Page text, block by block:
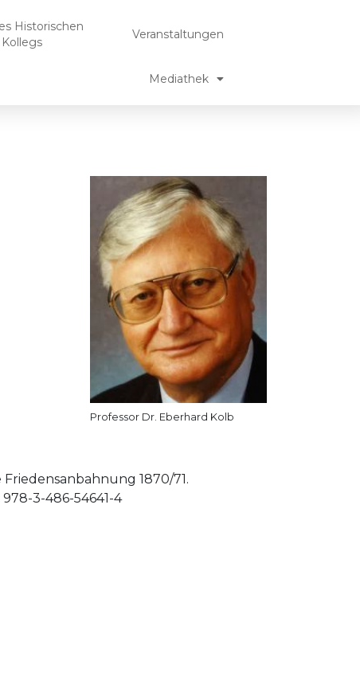
Historischen
Kollegs
Veranstaltungen
Mediathek
Professor Dr. Eberhard Kolb
1870/71.
3-486-54641-4